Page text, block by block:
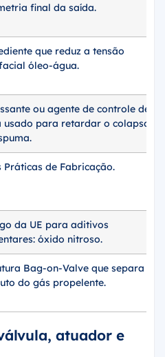
final da saída.
que reduz a tensão
óleo-água.
ou agente de controle de
usado para retardar o colapso
Práticas de Fabricação.
da UE para aditivos
óxido nitroso.
Bag-on-Valve que separa o
do gás propelente.
atuador e